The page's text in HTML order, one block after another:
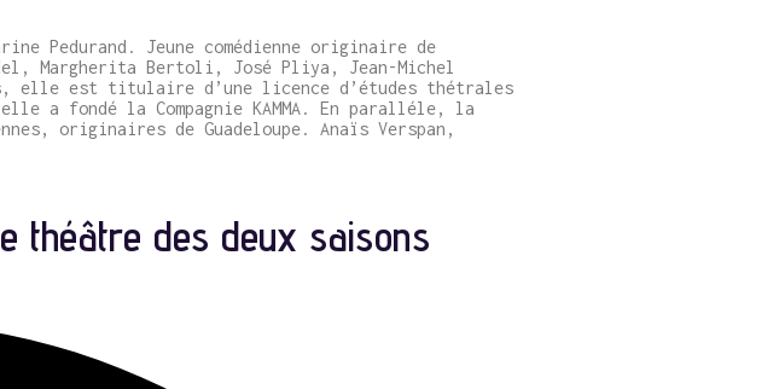
Pedurand. Jeune comédienne originaire de
Margherita Bertoli, José Pliya, Jean-Michel
elle est titulaire d’une licence d’études thétrales
a fondé la Compagnie KAMMA. En paralléle, la
originaires de Guadeloupe. Anaïs Verspan,
théâtre des deux saisons